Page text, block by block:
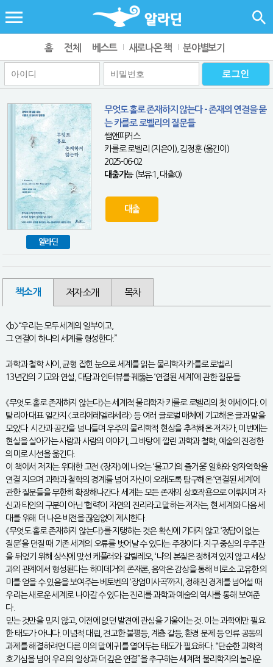
홈 전체 베스트 새로나온 책 분야별보기
알라딘
무엇도 홀로 존재하지 않는다 - 존재의 연결을 묻
는 카를로 로벨리의 질문들
쌤앤파커스
카를로 로벨리 (지은이), 김정훈 (옮긴이)
2025-06-02
대출가능(보유:1, 대출:0)
대출
책소개 저자소개 목차
<b>“우리는 모두 세계의 일부이고,
그 연결이 하나의 세계를 형성한다.”
과학과 철학 사이, 균형 잡힌 눈으로 세계를 읽는 물리학자 카를로 로벨리
13년간의 기고와 연설, 대담과 인터뷰를 꿰뚫는 ‘연결된 세계’에 관한 질문들
《무엇도 홀로 존재하지 않는다》는 세계적 물리학자 카를로 로벨리의 첫 에세이다. 이
탈리아 대표 일간지 〈코리에레델라세라〉 등 여러 글로벌 매체에 기고해온 글과 말을
모았다. 시간과 공간을 넘나들며 우주의 물리학적 현상을 추적해온 저자가, 이번에는
현실을 살아가는 사람과 사람의 이야기, 그 바탕에 깔린 과학과 철학, 예술의 진정한
의미로 시선을 옮긴다.
이 책에서 저자는 위대한 고전 《장자》에 나오는 ‘물고기의 즐거움’ 일화와 양자역학을
연결 지으며 과학과 철학의 경계를 넘어 자신이 오래도록 탐구해온 ‘연결된 세계’에
관한 질문들을 무한히 확장해나간다. 세계는 모든 존재의 상호작용으로 이뤄지며 자
신과 타인의 구분이 아닌 ‘협력’이 자연의 진리라고 말하는 저자는, 현 세계와 다음 세
대를 위해 더 나은 비전을 끊임없이 제시한다.
《무엇도 홀로 존재하지 않는다》를 지탱하는 것은 확신에 기대지 않고 ‘정답이 없는
질문’을 던질 때 기존 세계의 오류를 벗어날 수 있다는 주장이다. 지구 중심의 우주관
을 뒤엎기 위해 상식에 맞선 케플러와 갈릴레오, ‘나’의 본질은 정해져 있지 않고 세상
과의 관계에서 형성된다는 하이데거의 존재론, 음악은 감상을 통해 비로소 고유한 의
미를 얻을 수 있음을 보여주는 베토벤의 ‘장엄미사곡’까지, 정해진 경계를 넘어설 때
우리는 새로운 세계로 나아갈 수 있다는 진리를 과학과 예술의 역사를 통해 보여준
다.
믿는 것만을 믿지 않고, 이전에 없던 발견에 관심을 기울이는 것. 이는 과학에만 필요
한 태도가 아니다. 이념적 대립, 견고한 불평등, 계층 갈등, 환경 문제 등 인류 공동의
과제를 해결하려면 다른 이의 말에 귀를 열어두는 태도가 필요하다. “단순한 과학적
호기심을 넘어 우리의 일상과 더 깊은 연결”을 추구하는 세계적 물리학자의 놀라운